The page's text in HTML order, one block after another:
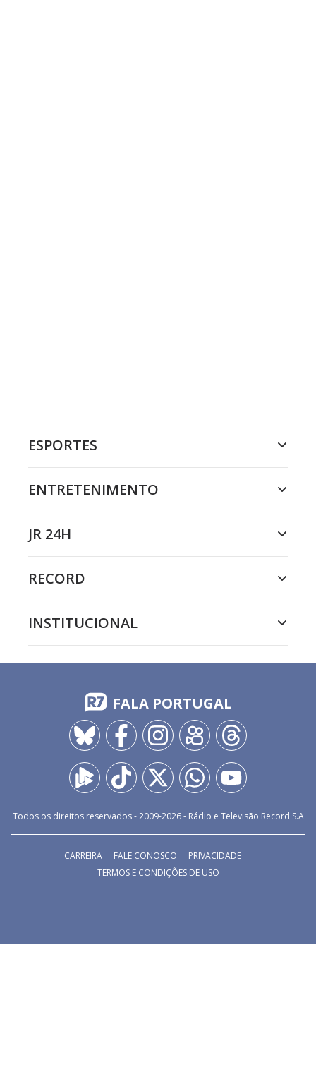
ESPORTES
ENTRETENIMENTO
JR 24H
RECORD
INSTITUCIONAL
FALA PORTUGAL
Todos os direitos reservados - 2009-2026- Rádio e Televisão Record S.A
CARREIRA FALE CONOSCO
PRIVACIDADE
TERMOS E CONDIÇÕES DE USO